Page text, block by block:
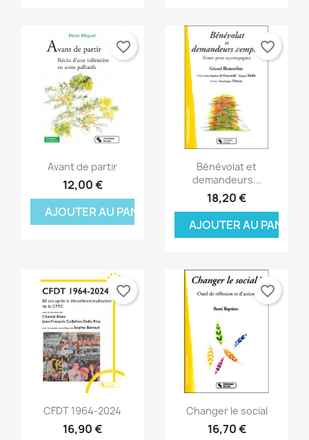
Aperçu rapide
Avant de partir
12,00 €
AJOUTER AU PANIER
favorite_border
Aperçu rapide
Bénévolat et
demandeurs...
18,20 €
AJOUTER AU PANIER
favorite_border
Aperçu rapide
CFDT 1964-2024
16,90 €
favorite_border
Aperçu rapide
Changer le social
16,70 €
favorite_border